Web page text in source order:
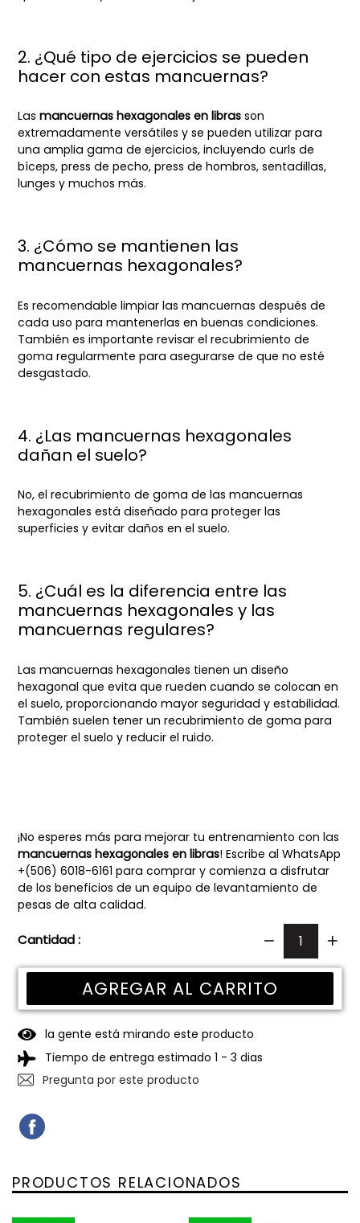
2. ¿Qué tipo de ejercicios se pueden
hacer con estas mancuernas?
Las mancuernas hexagonales en libras son
extremadamente versátiles y se pueden utilizar para
una amplia gama de ejercicios, incluyendo curls de
bíceps, press de pecho, press de hombros, sentadillas,
lunges y muchos más.
3. ¿Cómo se mantienen las
mancuernas hexagonales?
Es recomendable limpiar las mancuernas después de
cada uso para mantenerlas en buenas condiciones.
También es importante revisar el recubrimiento de
goma regularmente para asegurarse de que no esté
desgastado.
4. ¿Las mancuernas hexagonales
dañan el suelo?
No, el recubrimiento de goma de las mancuernas
hexagonales está diseñado para proteger las
superficies y evitar daños en el suelo.
5. ¿Cuál es la diferencia entre las
mancuernas hexagonales y las
mancuernas regulares?
Las mancuernas hexagonales tienen un diseño
hexagonal que evita que rueden cuando se colocan en
el suelo, proporcionando mayor seguridad y estabilidad.
También suelen tener un recubrimiento de goma para
proteger el suelo y reducir el ruido.
¡No esperes más para mejorar tu entrenamiento con las
mancuernas hexagonales en libras! Escribe al WhatsApp
+(506) 6018-6161 para comprar y comienza a disfrutar
de los beneficios de un equipo de levantamiento de
pesas de alta calidad.
Cantidad :
AGREGAR AL CARRITO
la gente está mirando este producto
Tiempo de entrega estimado 1 - 3 dias
Pregunta por este producto
EN
PRODUCTOS RELACIONADOS